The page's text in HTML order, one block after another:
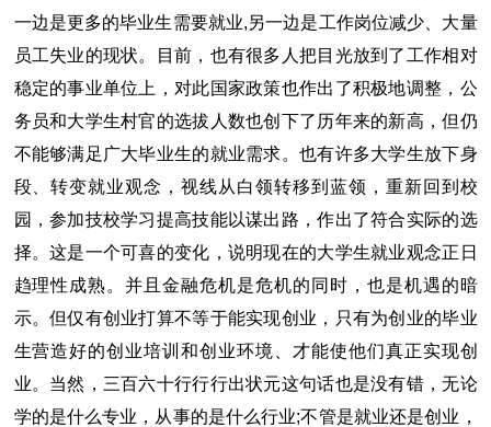
一边是更多的毕业生需要就业,另一边是工作岗位减少、大量
员工失业的现状。目前，也有很多人把目光放到了工作相对
稳定的事业单位上，对此国家政策也作出了积极地调整，公
务员和大学生村官的选拔人数也创下了历年来的新高，但仍
不能够满足广大毕业生的就业需求。也有许多大学生放下身
段、转变就业观念，视线从白领转移到蓝领，重新回到校
园，参加技校学习提高技能以谋出路，作出了符合实际的选
择。这是一个可喜的变化，说明现在的大学生就业观念正日
趋理性成熟。并且金融危机是危机的同时，也是机遇的暗
示。但仅有创业打算不等于能实现创业，只有为创业的毕业
生营造好的创业培训和创业环境、才能使他们真正实现创
业。当然，三百六十行行行出状元这句话也是没有错，无论
学的是什么专业，从事的是什么行业;不管是就业还是创业，